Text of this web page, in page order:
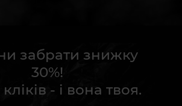
забрати знижку
30%!
- і вона твоя.